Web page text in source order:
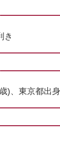
き
)、東京都出身